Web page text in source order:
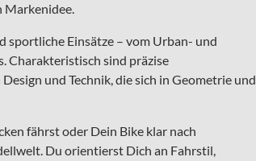
Markenidee.
Einsätze – vom Urban- und
Charakteristisch sind präzise
und Technik, die sich in Geometrie und
fährst oder Dein Bike klar nach
Du orientierst Dich an Fahrstil,